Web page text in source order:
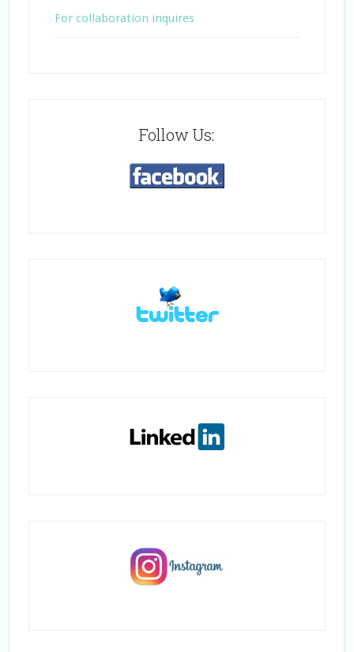
For collaboration inquires
Follow Us: